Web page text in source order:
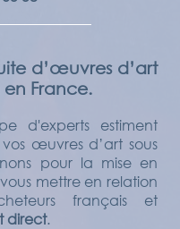
d’œuvres d’art
France.
d'experts estiment
œuvres d’art sous
pour la mise en
mettre en relation
français et
direct.